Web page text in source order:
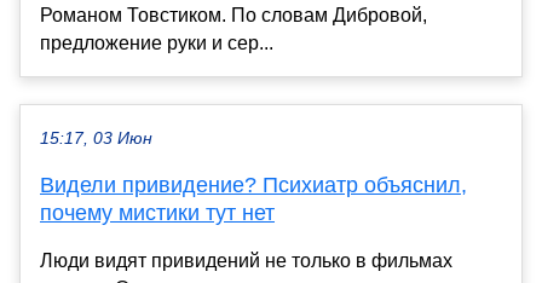
Романом Товстиком. По словам Дибровой,
предложение руки и сер...
15:17, 03 Июн
Видели привидение? Психиатр объяснил,
почему мистики тут нет
Люди видят привидений не только в фильмах